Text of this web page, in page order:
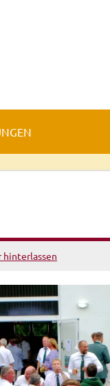
hinterlassen